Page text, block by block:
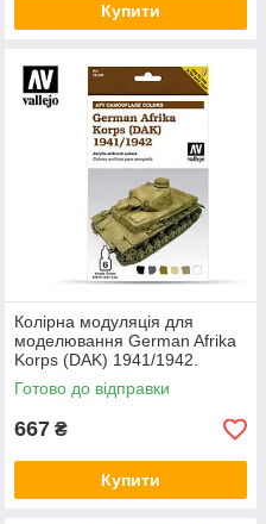
Купити
Колірна модуляція для
моделювання German Afrika
Korps (DAK) 1941/1942.
VALLEJO 78409
Готово до відправки
667 ₴
Купити